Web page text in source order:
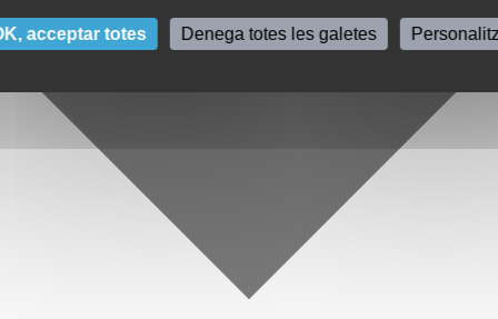
acceptar totes Denega totes les galetes